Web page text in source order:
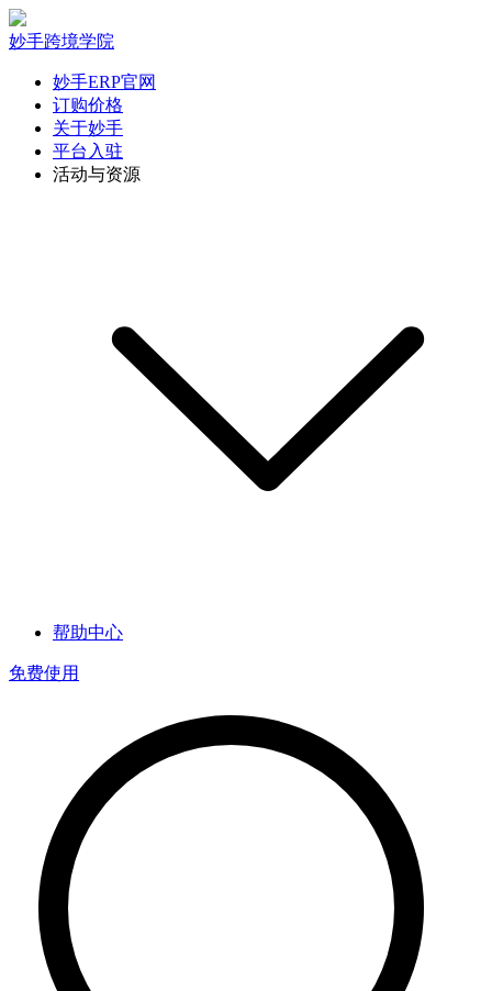
妙手跨境学院
妙手ERP官网
订购价格
关于妙手
平台入驻
活动与资源
帮助中心
免费使用